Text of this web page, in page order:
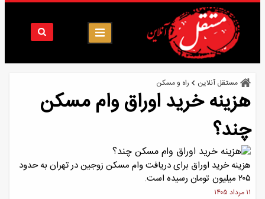
مستقل آنلاین راه و مسکن
هزینه خرید اوراق وام مسکن
چند؟
هزینه خرید اوراق برای دریافت وام مسکن زوجین در تهران به حدود
۲۰۵ میلیون تومان رسیده است.
۱۱ مرداد ۱۴۰۵